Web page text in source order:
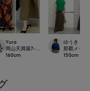
Yura
岡山天満屋7-IDconcept.
160cm
ゆうき
那覇メイ
150cm